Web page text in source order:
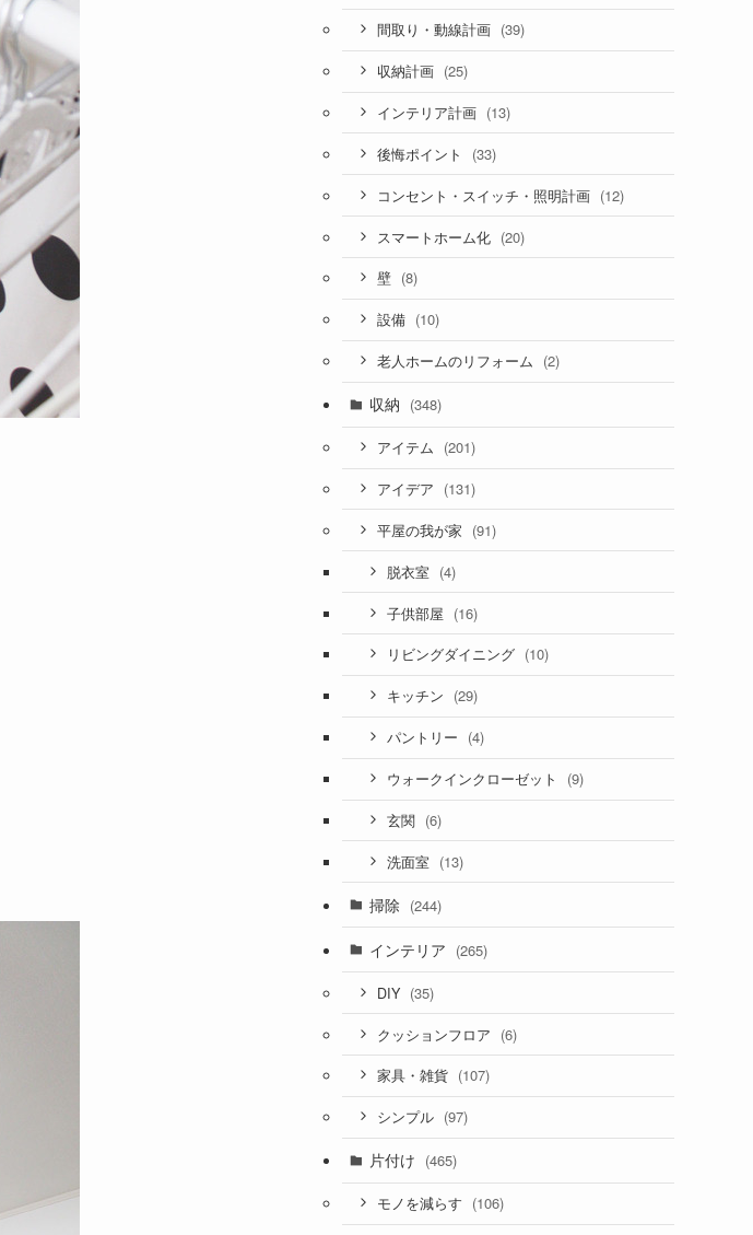
間取り・動線計画 (39)
収納計画 (25)
インテリア計画 (13)
後悔ポイント (33)
コンセント・スイッチ・照明計画 (12)
スマートホーム化 (20)
壁 (8)
設備 (10)
老人ホームのリフォーム (2)
収納 (348)
アイテム (201)
アイデア (131)
平屋の我が家 (91)
脱衣室 (4)
子供部屋 (16)
リビングダイニング (10)
キッチン (29)
パントリー (4)
ウォークインクローゼット (9)
玄関 (6)
洗面室 (13)
掃除 (244)
インテリア (265)
DIY (35)
クッションフロア (6)
家具・雑貨 (107)
シンプル (97)
片付け (465)
モノを減らす (106)